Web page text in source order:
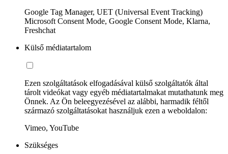
Google Tag Manager, UET (Universal Event Tracking)
Microsoft Consent Mode, Google Consent Mode, Klarna,
Freshchat
Külső médiatartalom
Ezen szolgáltatások elfogadásával külső szolgáltatók által
tárolt videókat vagy egyéb médiatartalmakat mutathatunk meg
Önnek. Az Ön beleegyezésével az alábbi, harmadik féltől
származó szolgáltatásokat használjuk ezen a weboldalon:
Vimeo, YouTube
Szükséges